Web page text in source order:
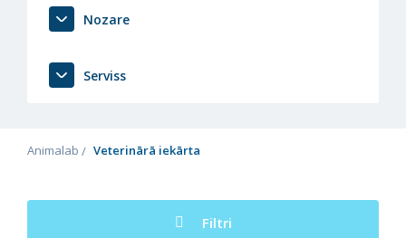
Nozare
Serviss
Animalab Veterinārā iekārta
Filtri